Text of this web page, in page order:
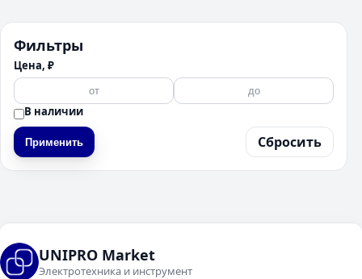
Фильтры
Цена, ₽
В наличии
Применить Сбросить
UNIPRO Market
Электротехника и инструмент